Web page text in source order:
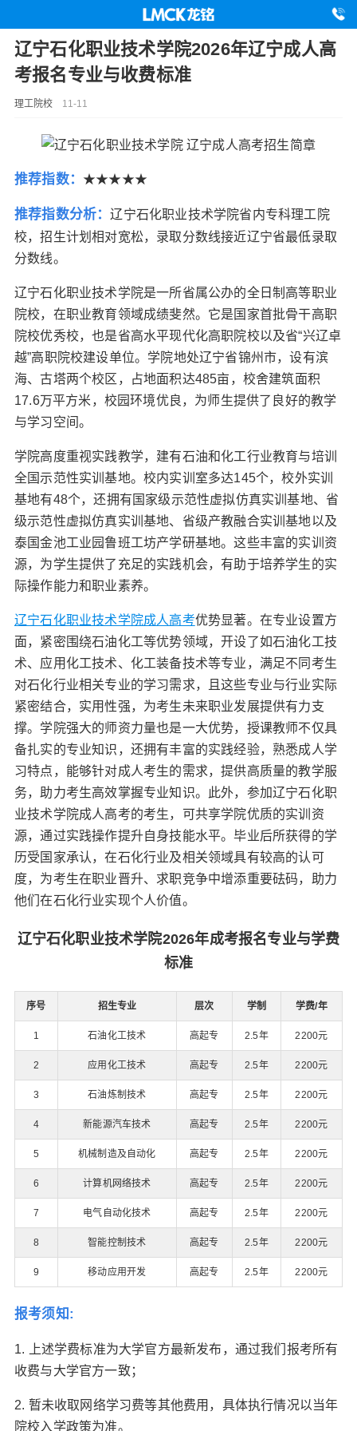
辽宁石化职业技术学院2026年辽宁成人高
考报名专业与收费标准
理工院校11-11
推荐指数： ★★★★★
推荐指数分析：辽宁石化职业技术学院省内专科理工院
校，招生计划相对宽松，录取分数线接近辽宁省最低录取
分数线。
辽宁石化职业技术学院是一所省属公办的全日制高等职业
院校，在职业教育领域成绩斐然。它是国家首批骨干高职
院校优秀校，也是省高水平现代化高职院校以及省“兴辽卓
越”高职院校建设单位。学院地处辽宁省锦州市，设有滨
海、古塔两个校区，占地面积达485亩，校舍建筑面积
17.6万平方米，校园环境优良，为师生提供了良好的教学
与学习空间。
学院高度重视实践教学，建有石油和化工行业教育与培训
全国示范性实训基地。校内实训室多达145个，校外实训
基地有48个，还拥有国家级示范性虚拟仿真实训基地、省
级示范性虚拟仿真实训基地、省级产教融合实训基地以及
泰国金池工业园鲁班工坊产学研基地。这些丰富的实训资
源，为学生提供了充足的实践机会，有助于培养学生的实
际操作能力和职业素养。
辽宁石化职业技术学院成人高考优势显著。在专业设置方
面，紧密围绕石油化工等优势领域，开设了如石油化工技
术、应用化工技术、化工装备技术等专业，满足不同考生
对石化行业相关专业的学习需求，且这些专业与行业实际
紧密结合，实用性强，为考生未来职业发展提供有力支
撑。学院强大的师资力量也是一大优势，授课教师不仅具
备扎实的专业知识，还拥有丰富的实践经验，熟悉成人学
习特点，能够针对成人考生的需求，提供高质量的教学服
务，助力考生高效掌握专业知识。此外，参加辽宁石化职
业技术学院成人高考的考生，可共享学院优质的实训资
源，通过实践操作提升自身技能水平。毕业后所获得的学
历受国家承认，在石化行业及相关领域具有较高的认可
度，为考生在职业晋升、求职竞争中增添重要砝码，助力
他们在石化行业实现个人价值。
辽宁石化职业技术学院2026年成考报名专业与学费
标准
序号 招生专业 层次 学制 学费/年
1 石油化工技术 高起专 2.5年 2200元
2 应用化工技术 高起专 2.5年 2200元
3 石油炼制技术 高起专 2.5年 2200元
4 新能源汽车技术 高起专 2.5年 2200元
5 机械制造及自动化 高起专 2.5年 2200元
6 计算机网络技术 高起专 2.5年 2200元
7 电气自动化技术 高起专 2.5年 2200元
8 智能控制技术 高起专 2.5年 2200元
9 移动应用开发 高起专 2.5年 2200元
报考须知:
1. 上述学费标准为大学官方最新发布，通过我们报考所有
收费与大学官方一致；
2. 暂未收取网络学习费等其他费用，具体执行情况以当年
院校入学政策为准。